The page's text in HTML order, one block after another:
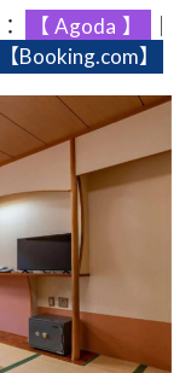
【Agoda】
【Booking.com】